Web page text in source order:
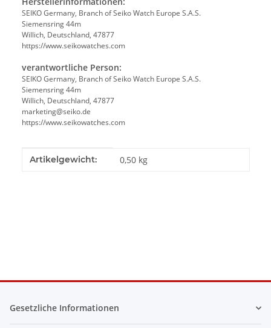
SEIKO Germany, Branch of Seiko Watch Europe S.A.S.
Siemensring 44m
Willich, Deutschland, 47877
https://www.seikowatches.com
verantwortliche Person:
SEIKO Germany, Branch of Seiko Watch Europe S.A.S.
Siemensring 44m
Willich, Deutschland, 47877
marketing@seiko.de
https://www.seikowatches.com
Produkteigenschaft
Wert
Artikelgewicht: 0,50 kg
Gesetzliche Informationen